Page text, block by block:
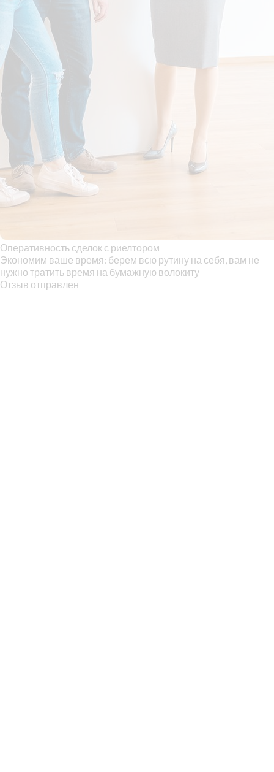
Оперативность сделок с риелтором
Экономим ваше время: берем всю рутину на себя, вам не
нужно тратить время на бумажную волокиту
Отзыв отправлен